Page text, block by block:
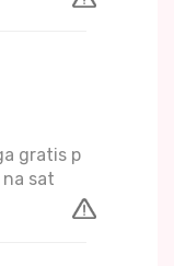
gratis p
sat